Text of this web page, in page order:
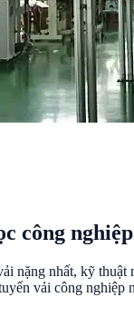
công nghiệp
nặng nhất, kỹ
vải công